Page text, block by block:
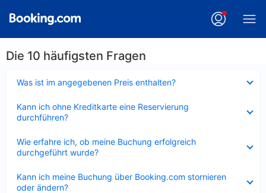
Die 10 häufigsten Fragen
Was ist im angegebenen Preis enthalten?
Kann ich ohne Kreditkarte eine Reservierung
durchführen?
Wie erfahre ich, ob meine Buchung erfolgreich
durchgeführt wurde?
Kann ich meine Buchung über Booking.com stornieren
oder ändern?